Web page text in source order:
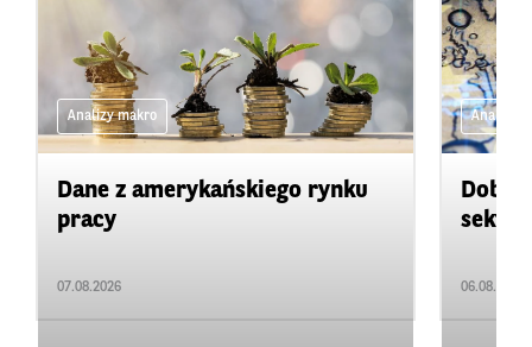
Analizy makro
Dane z amerykańskiego rynku
pracy
07.08.2026
Analizy
06.08.2026